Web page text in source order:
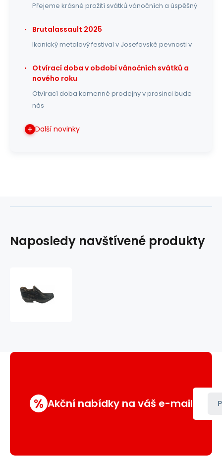
Přejeme krásné prožití svátků vánočních a úspěšný
Brutalassault 2025
Ikonický metalový festival v Josefovské pevnosti v
Otvírací doba v období vánočních svátků a
nového roku
Otvírací doba kamenné prodejny v prosinci bude
nás
Další novinky
Naposledy navštívené produkty
% Akční nabídky na váš e-mail